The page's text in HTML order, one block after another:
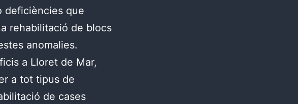
deficiències que
rehabilitació de blocs
anomalies.
a Lloret de Mar,
a tot tipus de
de cases